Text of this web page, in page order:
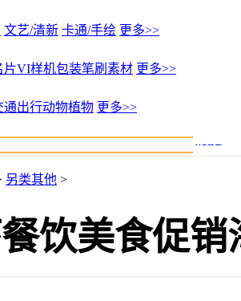
文艺/清新 卡通/手绘 更多>>
片VI样机包装笔刷素材 更多>>
通出行动物植物 更多>>
另类其他 >
饮美食促